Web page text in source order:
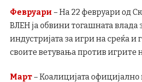
Февруари – На 22 февруари од
ВЛЕН ја обвини тогашната влада
индустријата за игри на среќа и
своите ветувања против игрите
Март – Коалицијата официјално